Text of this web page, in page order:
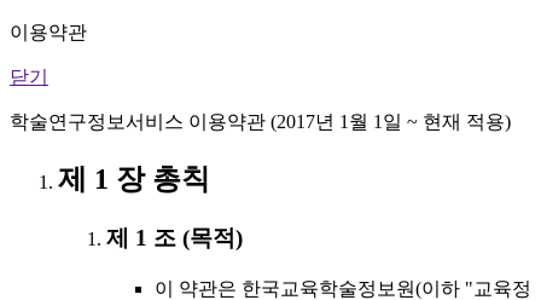
이용약관
닫기
학술연구정보서비스 이용약관 (2017년 1월 1일 ~ 현재 적용)
제 1 장 총칙
제 1 조 (목적)
이 약관은 한국교육학술정보원(이하 "교육정